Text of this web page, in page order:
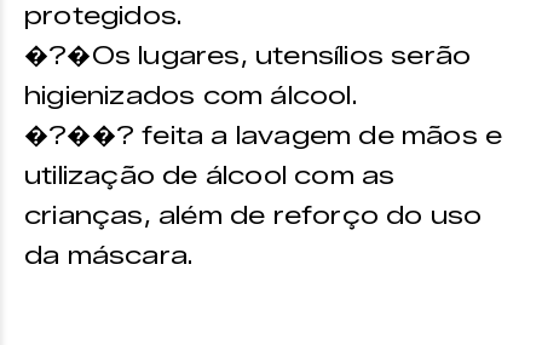
protegidos.
�?�Os lugares, utensílios serão
higienizados com álcool.
�?��? feita a lavagem de mãos e
utilização de álcool com as
crianças, além de reforço do uso
da máscara.